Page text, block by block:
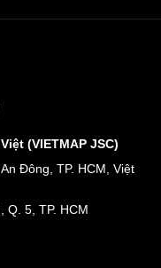
(VIETMAP JSC)
Đông, TP. HCM, Việt
Q. 5, TP. HCM